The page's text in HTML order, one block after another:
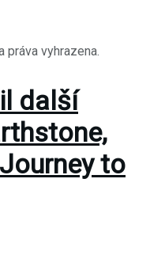
další
to
vyhrazena.